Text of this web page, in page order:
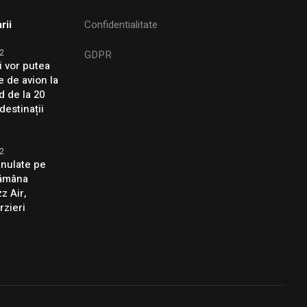
vor putea
de avion la
de la 20
pe
Air,
Confidentialitate
GDPR